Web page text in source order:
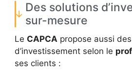
Des solutions
sur-mesure
Le CAPCA propose aussi
d’investissement selon le
ses clients :